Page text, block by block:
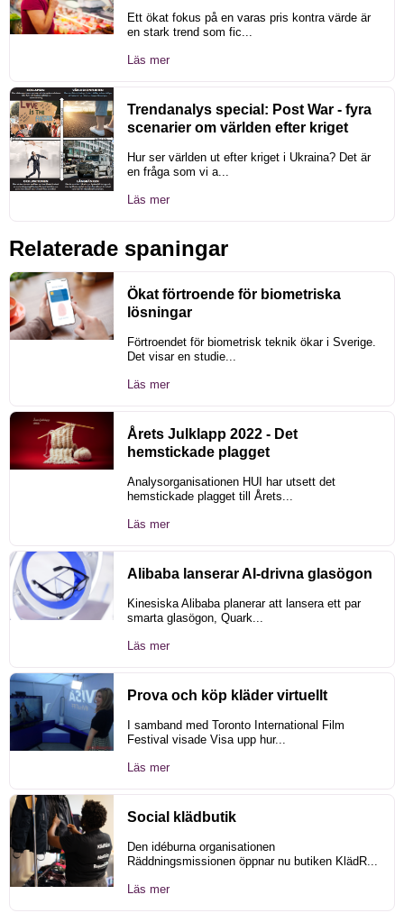
Ett ökat fokus på en varas pris kontra värde är
en stark trend som fic...
Läs mer
Trendanalys special: Post War - fyra
scenarier om världen efter kriget
Hur ser världen ut efter kriget i Ukraina? Det är
en fråga som vi a...
Läs mer
Relaterade spaningar
Ökat förtroende för biometriska
lösningar
Förtroendet för biometrisk teknik ökar i Sverige.
Det visar en studie...
Läs mer
Årets Julklapp 2022 - Det
hemstickade plagget
Analysorganisationen HUI har utsett det
hemstickade plagget till Årets...
Läs mer
Alibaba lanserar AI-drivna glasögon
Kinesiska Alibaba planerar att lansera ett par
smarta glasögon, Quark...
Läs mer
Prova och köp kläder virtuellt
I samband med Toronto International Film
Festival visade Visa upp hur...
Läs mer
Social klädbutik
Den idéburna organisationen
Räddningsmissionen öppnar nu butiken KlädR...
Läs mer